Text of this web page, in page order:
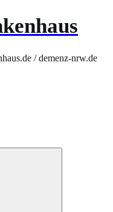
/ demenz-nrw.de